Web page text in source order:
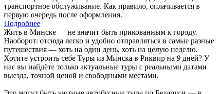
транспортное обслуживание. Как правило, оплачивается в
первую очередь после оформления.
Подробнее
Жить в Минске — не значит быть прикованным к городу.
Наоборот: отсюда легко и удобно отправляться в самые разные
путешествия — хоть на один день, хоть на целую неделю.
Хотите устроить себе Туры из Минска в Риквир на 9 дней? У
нас вы найдёте только актуальные туры с реальными датами
выезда, точной ценой и свободными местами.